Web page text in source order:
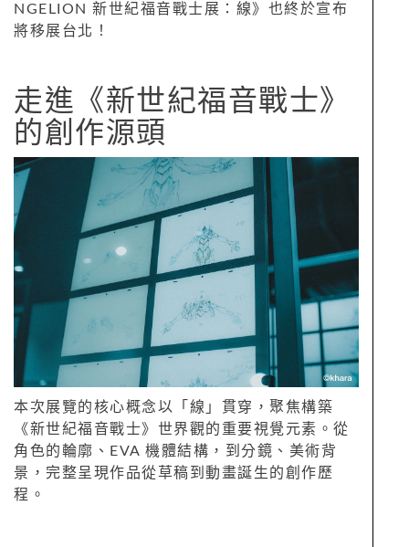
NGELION 新世紀福音戰士展：線》也終於宣布
將移展台北！
走進《新世紀福音戰士》
的創作源頭
本次展覽的核心概念以「線」貫穿，聚焦構築
《新世紀福音戰士》世界觀的重要視覺元素。從
角色的輪廓、EVA 機體結構，到分鏡、美術背
景，完整呈現作品從草稿到動畫誕生的創作歷
程。